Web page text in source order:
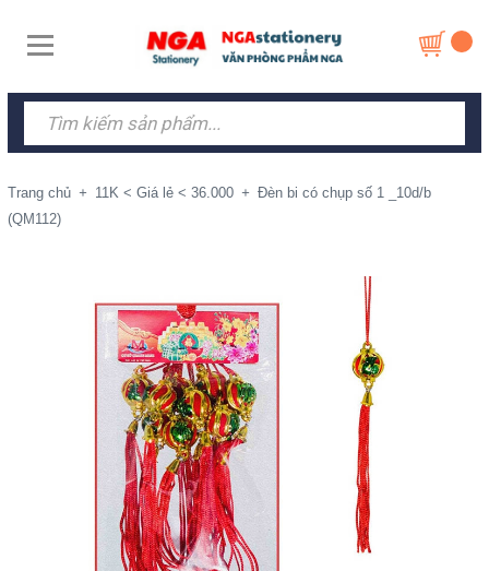
Trang chủ + 11K < Giá lẻ < 36.000 + Đèn bi có chụp số 1 _10d/b
(QM112)